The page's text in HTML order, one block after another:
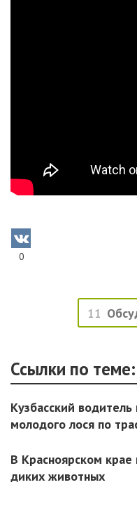
0
11
Ссылки по теме:
Кузбасский
молодого лося по
В Красноярском крае
диких животных